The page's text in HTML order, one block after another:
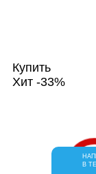
Купить
Хит -33%
В